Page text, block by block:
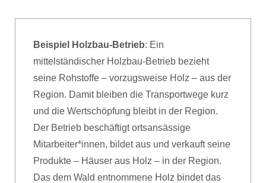
Beispiel Holzbau-Betrieb: Ein
mittelständischer Holzbau-Betrieb bezieht
seine Rohstoffe – vorzugsweise Holz – aus der
Region. Damit bleiben die Transportwege kurz
und die Wertschöpfung bleibt in der Region.
Der Betrieb beschäftigt ortsansässige
Mitarbeiter*innen, bildet aus und verkauft seine
Produkte – Häuser aus Holz – in der Region.
Das dem Wald entnommene Holz bindet das